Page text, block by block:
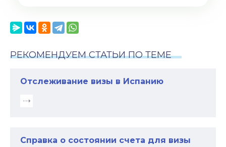
РЕКОМЕНДУЕМ СТАТЬИ ПО ТЕМЕ
Отслеживание визы в Испанию
Справка о состоянии счета для визы